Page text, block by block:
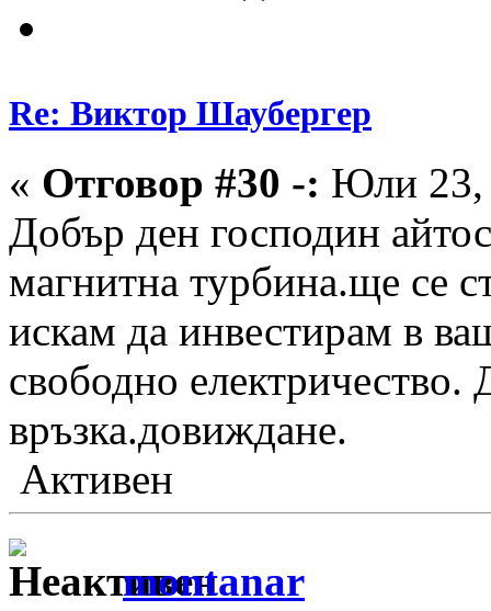
Re: Виктор Шаубергер
« Отговор #30 -: Юли 23,
Добър ден господин
магнитна турбина.ще се
искам да инвестирам в
свободно електричество.
връзка.довиждане.
Активен
montanar